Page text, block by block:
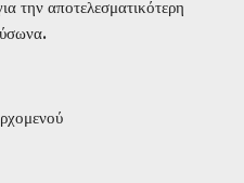
την αποτελεσματικότερη